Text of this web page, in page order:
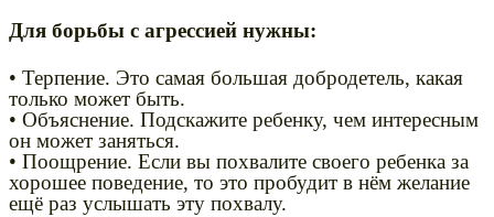
Для борьбы с агрессией нужны:
• Терпение. Это самая большая добродетель, какая
только может быть.
• Объяснение. Подскажите ребенку, чем интересным
он может заняться.
• Поощрение. Если вы похвалите своего ребенка за
хорошее поведение, то это пробудит в нём желание
ещё раз услышать эту похвалу.